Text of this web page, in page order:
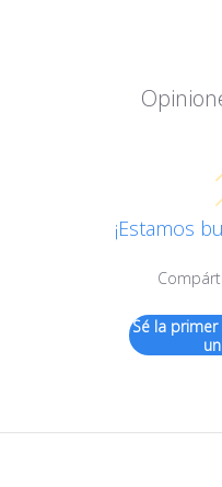
¡Estamos
Sé la